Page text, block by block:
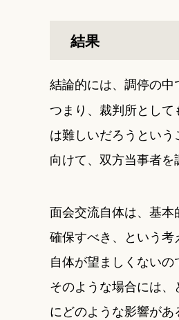
結果
結論的には、調停の中
つまり、裁判所とし
は難しいだろうとい
向けて、双方当事者を
面会交流自体は、基
確保すべき、という
自体が望ましくないの
そのような場合には
にどのような影響があ